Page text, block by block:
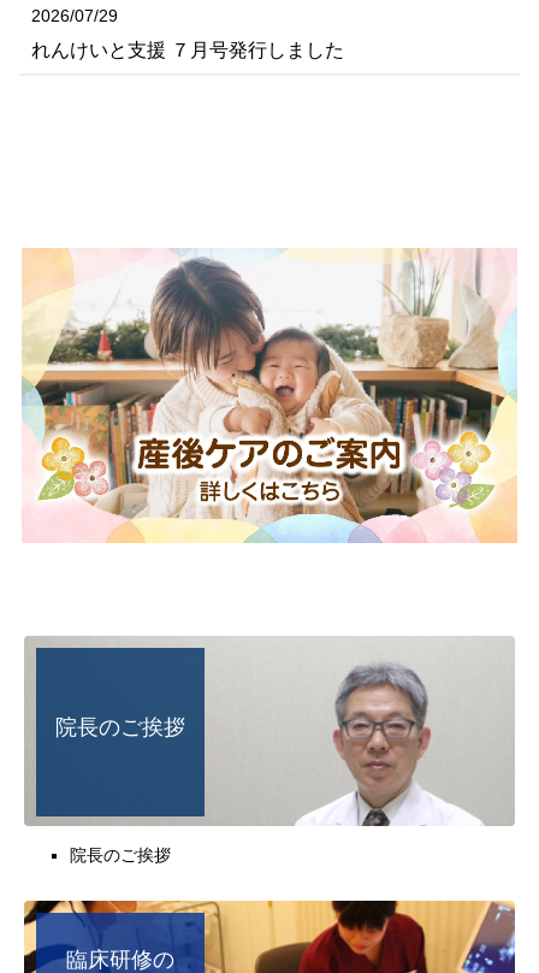
新型コロナウイルス感染症「5類」移行後の対応につ
2026/07/29
れんけいと支援 ７月号発行しました
二次健診は初診時の特別料金（7,700円）がかかりませ
2026/07/09
健診料金改定のお知らせ
2026/06/26
れんけいと支援 ６月号発行しました
富山市民病院マガジンきよら７月号の発行について
令和８年度第２回 看護学生・未就業看護職ガイダン
スについて
院長のご挨拶
院長のご挨拶
臨床研修の